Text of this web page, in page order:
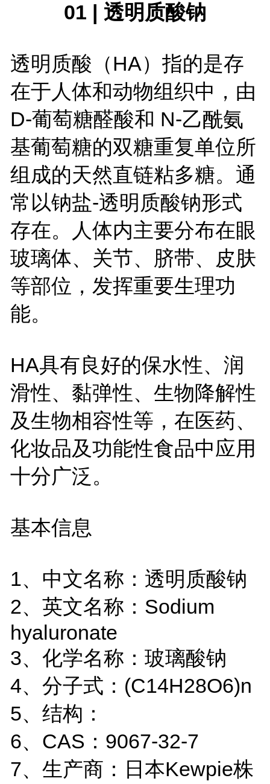
01 | 透明质酸钠
透明质酸（HA）指的是存
在于人体和动物组织中，由
D-葡萄糖醛酸和 N-乙酰氨
基葡萄糖的双糖重复单位所
组成的天然直链粘多糖。通
常以钠盐-透明质酸钠形式
存在。人体内主要分布在眼
玻璃体、关节、脐带、皮肤
等部位，发挥重要生理功
能。
HA具有良好的保水性、润
滑性、黏弹性、生物降解性
及生物相容性等，在医药、
化妆品及功能性食品中应用
十分广泛。
基本信息
1、中文名称：透明质酸钠
2、英文名称：Sodium
hyaluronate
3、化学名称：玻璃酸钠
4、分子式：(C14H28O6)n
5、结构：
6、CAS：9067-32-7
7、生产商：日本Kewpie株